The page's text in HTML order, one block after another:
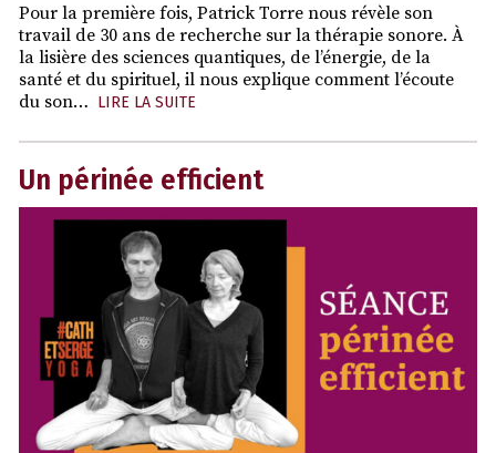
Pour la première fois, Patrick Torre nous révèle son
travail de 30 ans de recherche sur la thérapie sonore. À
la lisière des sciences quantiques, de l’énergie, de la
santé et du spirituel, il nous explique comment l’écoute
du son… LIRE LA SUITE
Un périnée efficient